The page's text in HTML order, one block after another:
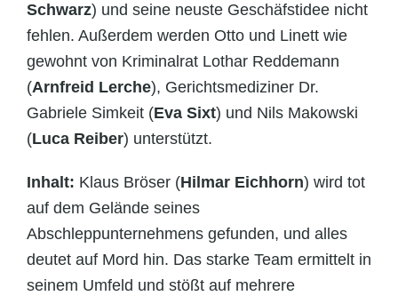
Schwarz) und seine neuste Geschäfstidee nicht
fehlen. Außerdem werden Otto und Linett wie
gewohnt von Kriminalrat Lothar Reddemann
(Arnfreid Lerche), Gerichtsmediziner Dr.
Gabriele Simkeit (Eva Sixt) und Nils Makowski
(Luca Reiber) unterstützt.
Inhalt: Klaus Bröser (Hilmar Eichhorn) wird tot
auf dem Gelände seines
Abschleppunternehmens gefunden, und alles
deutet auf Mord hin. Das starke Team ermittelt in
seinem Umfeld und stößt auf mehrere